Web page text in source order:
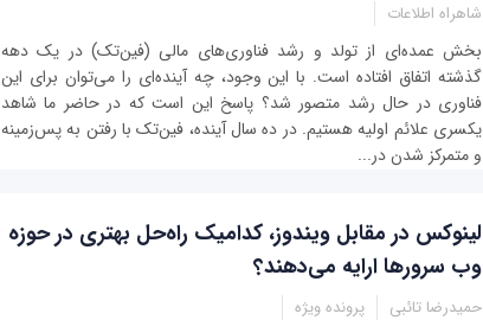
شاهراه اطلاعات
بخش عمده‌ای از تولد و رشد فناوری‌های مالی (فین‌تک) در یک دهه
گذشته اتفاق افتاده است. با این وجود، چه آینده‌ای را می‌توان برای این
فناوری در حال رشد متصور شد؟ پاسخ این است که در حاضر ما شاهد
یکسری علائم اولیه هستیم. در ده سال آینده، فین‌تک با رفتن به پس‌‌زمینه
و متمرکز شدن در...
لینوکس در مقابل ویندوز، کدامیک راه‌حل بهتری در حوزه
وب سرورها ارایه می‌دهند؟
حمیدرضا تائبی پرونده ویژه